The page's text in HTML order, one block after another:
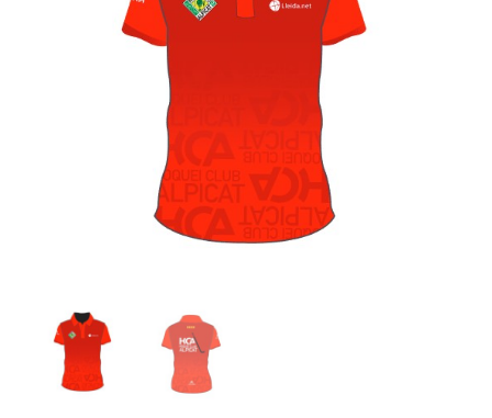
TRABAJOS REALIZADOS
CONTACTO
CATÁLOGOS